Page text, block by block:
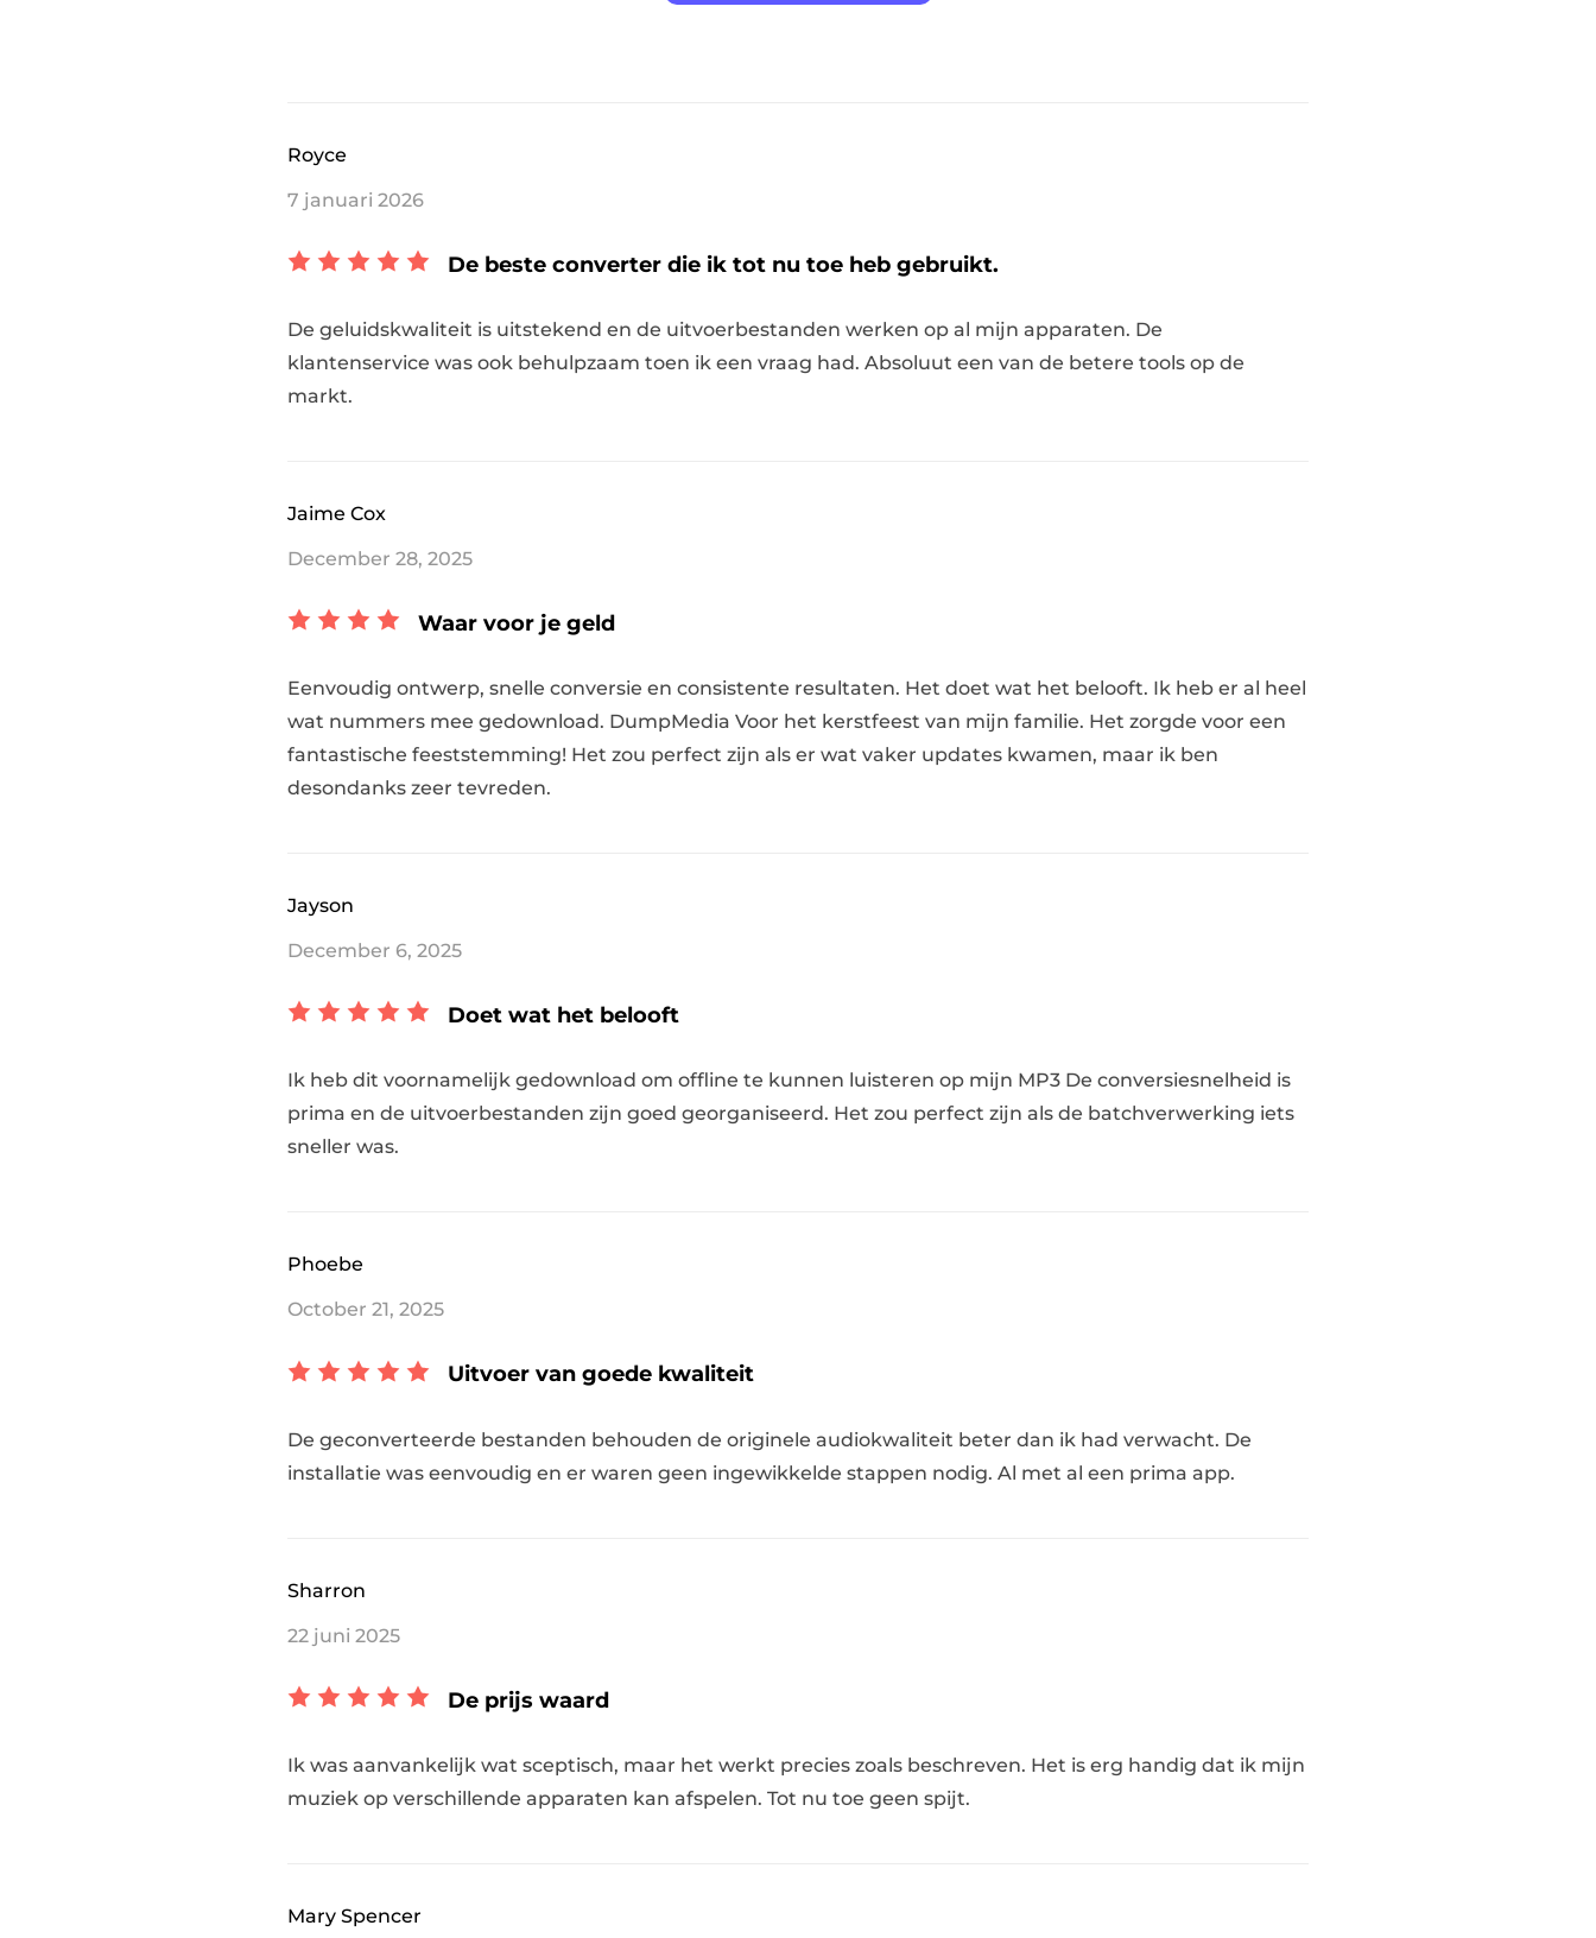
Royce
7 januari 2026
De beste converter die ik tot nu toe heb gebruikt.
De geluidskwaliteit is uitstekend en de uitvoerbestanden werken op al mijn apparaten. De
klantenservice was ook behulpzaam toen ik een vraag had. Absoluut een van de betere tools op de
markt.
Jaime Cox
December 28, 2025
Waar voor je geld
Eenvoudig ontwerp, snelle conversie en consistente resultaten. Het doet wat het belooft. Ik heb er al heel
wat nummers mee gedownload. DumpMedia Voor het kerstfeest van mijn familie. Het zorgde voor een
fantastische feeststemming! Het zou perfect zijn als er wat vaker updates kwamen, maar ik ben
desondanks zeer tevreden.
Jayson
December 6, 2025
Doet wat het belooft
Ik heb dit voornamelijk gedownload om offline te kunnen luisteren op mijn MP3 De conversiesnelheid is
prima en de uitvoerbestanden zijn goed georganiseerd. Het zou perfect zijn als de batchverwerking iets
sneller was.
Phoebe
October 21, 2025
Uitvoer van goede kwaliteit
De geconverteerde bestanden behouden de originele audiokwaliteit beter dan ik had verwacht. De
installatie was eenvoudig en er waren geen ingewikkelde stappen nodig. Al met al een prima app.
Sharron
22 juni 2025
De prijs waard
Ik was aanvankelijk wat sceptisch, maar het werkt precies zoals beschreven. Het is erg handig dat ik mijn
muziek op verschillende apparaten kan afspelen. Tot nu toe geen spijt.
Mary Spencer